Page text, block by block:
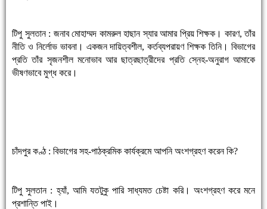
টিপু সুলতান : জনাব মোহাম্মদ কামরুল হাছান স্যার আমার প্রিয় শিক্ষক। কারণ, তাঁর
নীতি ও নির্লোভ ভাবনা। একজন দায়িত্বশীল, কর্তব্যপরায়ণ শিক্ষক তিনি। বিভাগের
প্রতি তাঁর সৃজনশীল মনোভাব আর ছাত্রছাত্রীদের প্রতি স্নেহ-অনুরাগ আমাকে
ভীষণভাবে মুগ্ধ করে।
চাঁদপুর কণ্ঠ : বিভাগের সহ-পাঠক্রমিক কার্যক্রমে আপনি অংশগ্রহণ করেন কি?
টিপু সুলতান : হ্যাঁ, আমি যতটুকু পারি সাধ্যমত চেষ্টা করি। অংশগ্রহণ করে মনে
প্রশান্তি পাই।